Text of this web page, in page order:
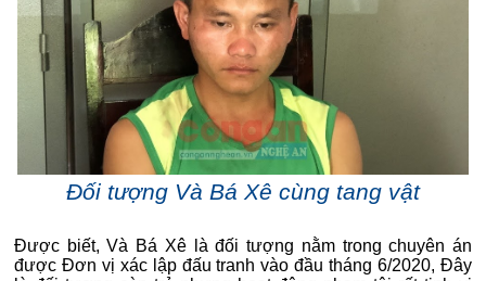
Đối tượng Và Bá Xê cùng tang vật
Được biết, Và Bá Xê là đối tượng nằm trong chuyên án
được Đơn vị xác lập đấu tranh vào đầu tháng 6/2020, Đây